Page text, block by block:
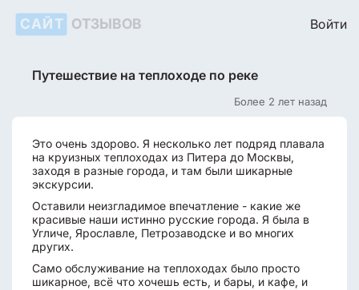
САЙТ ОТЗЫВОВ Войти
Путешествие на теплоходе по реке
Более 2 лет назад
Это очень здорово. Я несколько лет подряд плавала
на круизных теплоходах из Питера до Москвы,
заходя в разные города, и там были шикарные
экскурсии.
Оставили неизгладимое впечатление - какие же
красивые наши истинно русские города. Я была в
Угличе, Ярославле, Петрозаводске и во многих
других.
Само обслуживание на теплоходах было просто
шикарное, всё что хочешь есть, и бары, и кафе, и